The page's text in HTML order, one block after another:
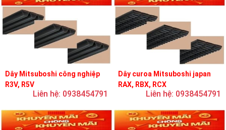
Dây Mitsuboshi công nghiệp
R3V, R5V
Liên hệ: 0938454791
Dây curoa Mitsuboshi japan
RAX, RBX, RCX
Liên hệ: 0938454791